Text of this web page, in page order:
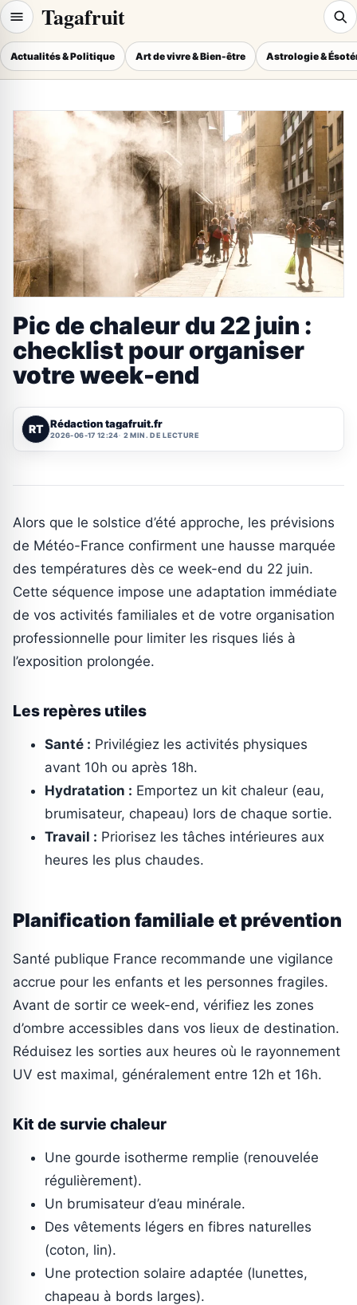
Tagafruit
Actualités & Politique Art de vivre & Bien-être Astrologie &
Pic de chaleur du 22 juin :
checklist pour organiser
votre week-end
RT Rédaction tagafruit.fr
2026-06-17 12:24 2 MIN. DE LECTURE
Alors que le solstice d’été approche, les prévisions
de Météo-France confirment une hausse marquée
des températures dès ce week-end du 22 juin.
Cette séquence impose une adaptation immédiate
de vos activités familiales et de votre organisation
professionnelle pour limiter les risques liés à
l’exposition prolongée.
Les repères utiles
Santé : Privilégiez les activités physiques
avant 10h ou après 18h.
Hydratation : Emportez un kit chaleur (eau,
brumisateur, chapeau) lors de chaque sortie.
Travail : Priorisez les tâches intérieures aux
heures les plus chaudes.
Planification familiale et prévention
Santé publique France recommande une vigilance
accrue pour les enfants et les personnes fragiles.
Avant de sortir ce week-end, vérifiez les zones
d’ombre accessibles dans vos lieux de destination.
Réduisez les sorties aux heures où le rayonnement
UV est maximal, généralement entre 12h et 16h.
Kit de survie chaleur
Une gourde isotherme remplie (renouvelée
régulièrement).
Un brumisateur d’eau minérale.
Des vêtements légers en fibres naturelles
(coton, lin).
Une protection solaire adaptée (lunettes,
chapeau à bords larges).